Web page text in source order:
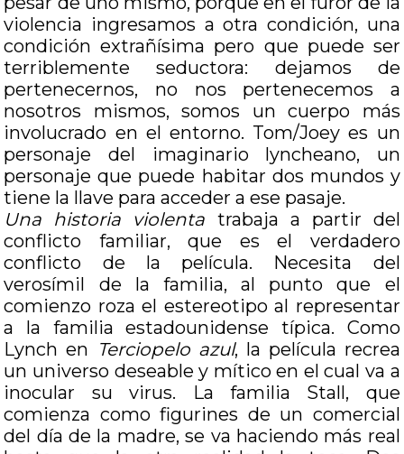
violencia ingresamos a otra condición, una
condición extrañísima pero que puede ser
terriblemente seductora: dejamos de
pertenecernos, no nos pertenecemos a
nosotros mismos, somos un cuerpo más
involucrado en el entorno. Tom/Joey es un
personaje del imaginario lyncheano, un
personaje que puede habitar dos mundos y
tiene la llave para acceder a ese pasaje.
Una historia violenta trabaja a partir del
conflicto familiar, que es el verdadero
conflicto de la película. Necesita del
verosímil de la familia, al punto que el
comienzo roza el estereotipo al representar
a la familia estadounidense típica. Como
Lynch en Terciopelo azul, la película recrea
un universo deseable y mítico en el cual va a
inocular su virus. La familia Stall, que
comienza como figurines de un comercial
del día de la madre, se va haciendo más real